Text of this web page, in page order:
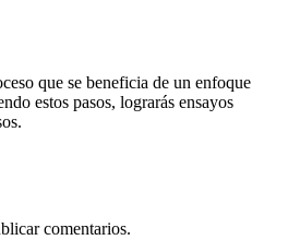
que se beneficia de un enfoque
estos pasos, lograrás ensayos
comentarios.